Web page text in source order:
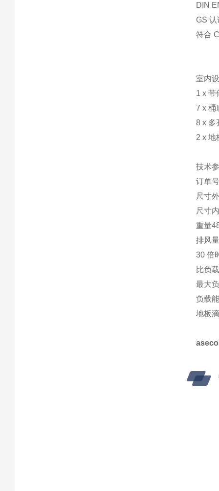
DIN
GS 认
符合
室内
1 x 带
7 x 桶
8 x 多
2 x 地
技术
订单
尺寸
尺寸
重量
排风
30 倍
比负
最大
负载
地板